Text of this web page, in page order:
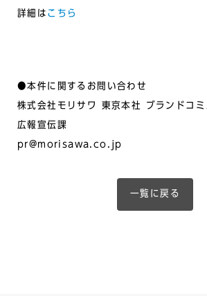
詳細は こちら
●本件に関するお問い合わせ
株式会社モリサワ 東京本社 ブランドコ
広報宣伝課
pr@morisawa.co.jp
一覧に戻る